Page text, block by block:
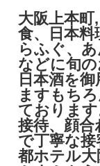
大阪上本
食、日本
らふぐ、
などに旬
日本酒を
ますもち
ておりま
接待、顔
で丁寧な
都ホテル